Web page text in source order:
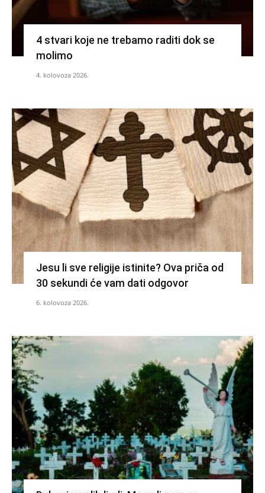
4 stvari koje ne trebamo raditi dok se
molimo
4. kolovoza 2026.
Jesu li sve religije istinite? Ova priča od
30 sekundi će vam dati odgovor
6. kolovoza 2026.